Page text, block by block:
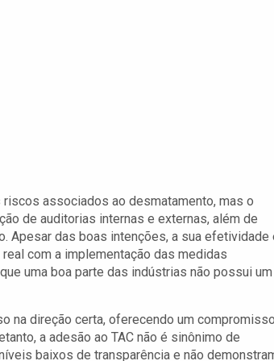
associados ao desmatamento, mas o
de auditorias internas e externas, além de
Apesar das boas intenções, a sua efetividade
com a implementação das medidas
uma boa parte das indústrias não possui um
na direção certa, oferecendo um
a adesão ao TAC não é sinônimo de
baixos de transparência e não